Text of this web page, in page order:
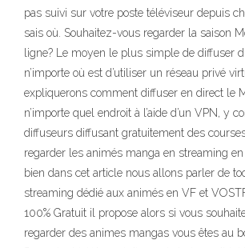
pas suivi sur votre poste téléviseur depuis
sais où. Souhaitez-vous regarder la saison
ligne? Le moyen le plus simple de diffuser
n’importe où est d’utiliser un réseau privé
expliquerons comment diffuser en direct le
n’importe quel endroit à l’aide d’un VPN, y
diffuseurs diffusant gratuitement des
regarder les animés manga en streaming
bien dans cet article nous allons parler de
streaming dédié aux animés en VF et
100% Gratuit il propose alors si vous
regarder des animes mangas vous êtes au